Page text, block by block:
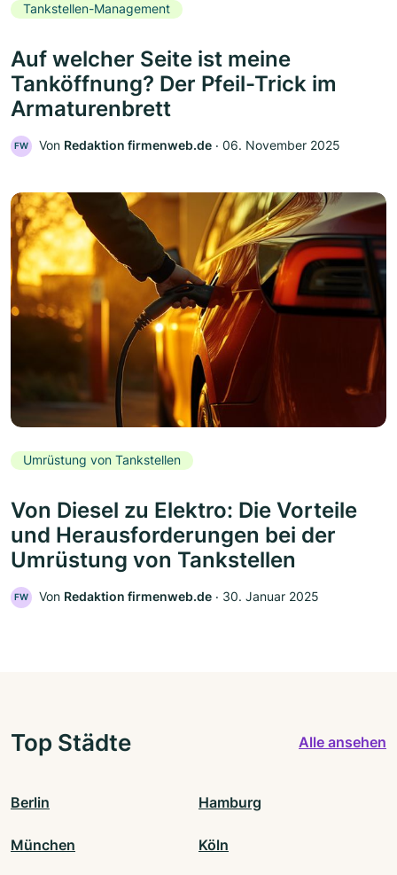
Tankstellen-Management
Auf welcher Seite ist meine
Tanköffnung? Der Pfeil-Trick im
Armaturenbrett
FW Von Redaktion firmenweb.de ‧ 06. November 2025
Umrüstung von Tankstellen
Von Diesel zu Elektro: Die Vorteile
und Herausforderungen bei der
Umrüstung von Tankstellen
FW Von Redaktion firmenweb.de ‧ 30. Januar 2025
Top Städte Alle ansehen
Berlin Hamburg
München Köln